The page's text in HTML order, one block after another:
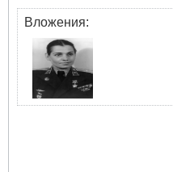
Вложения: